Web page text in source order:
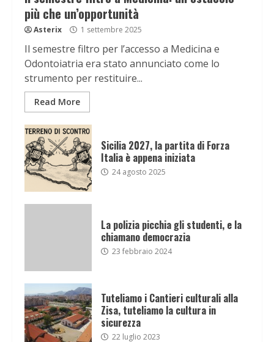
più che un’opportunità
Asterix 1 settembre 2025
Il semestre filtro per l’accesso a Medicina e
Odontoiatria era stato annunciato come lo
strumento per restituire...
Read More
Sicilia 2027, la partita di Forza
Italia è appena iniziata
24 agosto 2025
La polizia picchia gli studenti, e la
chiamano democrazia
23 febbraio 2024
Tuteliamo i Cantieri culturali alla
Zisa, tuteliamo la cultura in
sicurezza
22 luglio 2023